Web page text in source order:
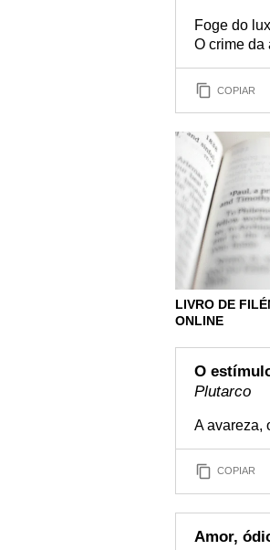
Foge do
O crime da
COPIAR
LIVRO DE
ONLINE
O
Plutarco
A avareza,
COPIAR
Amor,